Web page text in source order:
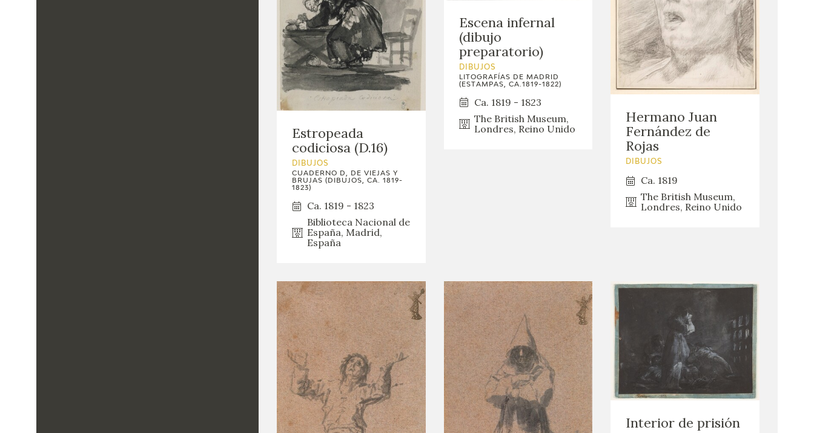
Estropeada
codiciosa (D.16)
DIBUJOS
CUADERNO D, DE VIEJAS Y
BRUJAS (DIBUJOS, CA. 1819-
1823)
Ca. 1819 - 1823
Biblioteca Nacional de
España, Madrid,
España
Escena infernal
(dibujo
preparatorio)
DIBUJOS
LITOGRAFÍAS DE MADRID
(ESTAMPAS, CA.1819-1822)
Ca. 1819 - 1823
The British Museum,
Londres, Reino Unido
Hermano Juan
Fernández de
Rojas
DIBUJOS
Ca. 1819
The British Museum,
Londres, Reino Unido
Interior de prisión